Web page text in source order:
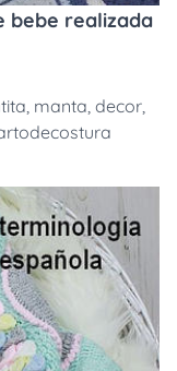
bebe realizada
, manta, decor,